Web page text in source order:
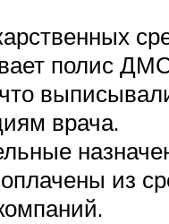
полис
врача.
из